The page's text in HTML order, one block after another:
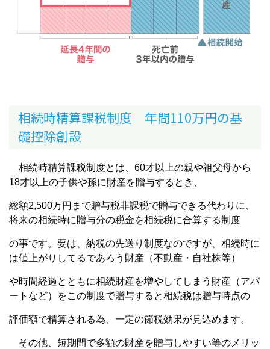
相続時精算課税制度 年間110万円の基
礎控除創設
相続時精算課税制度とは、60才以上の親や祖父母から
18才以上の子供や孫に財産を贈与するとき、
総額2,500万円まで贈与税非課税で贈与できる代わりに、
将来の相続時に贈与分の税金を相続税に合算する制度
の事です。要は、納税の先送り制度なのですが、相続時に
は値上がりしてるであろう財産（不動産・自社株等）
や時間経過とともに相続財産を増やしてしまう財産（アパ
ートなど）をこの制度で贈与すると相続税は贈与時点の
評価額で精算される為、一定の節税効果が見込めます。
その他、短期間で多額の財産を贈与しやすい等のメリッ